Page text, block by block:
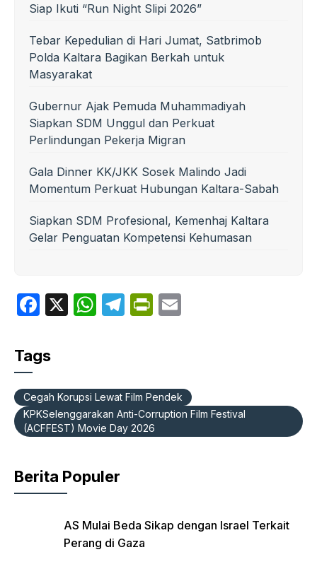
Siap Ikuti “Run Night Slipi 2026”
Tebar Kepedulian di Hari Jumat, Satbrimob
Polda Kaltara Bagikan Berkah untuk
Masyarakat
Gubernur Ajak Pemuda Muhammadiyah
Siapkan SDM Unggul dan Perkuat
Perlindungan Pekerja Migran
Gala Dinner KK/JKK Sosek Malindo Jadi
Momentum Perkuat Hubungan Kaltara-Sabah
Siapkan SDM Profesional, Kemenhaj Kaltara
Gelar Penguatan Kompetensi Kehumasan
F
c
e
b
o
o
X
W
A
p
p
T
a
m
P
ie
n
dl
Tags
Cegah Korupsi Lewat Film Pendek
KPKSelenggarakan Anti-Corruption Film Festival
(ACFFEST) Movie Day 2026
Berita Populer
AS Mulai Beda Sikap dengan Israel Terkait
Perang di Gaza